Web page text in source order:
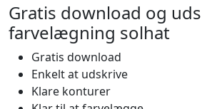
Gratis download og
farvelægning solhat
Gratis download
Enkelt at udskrive
Klare konturer